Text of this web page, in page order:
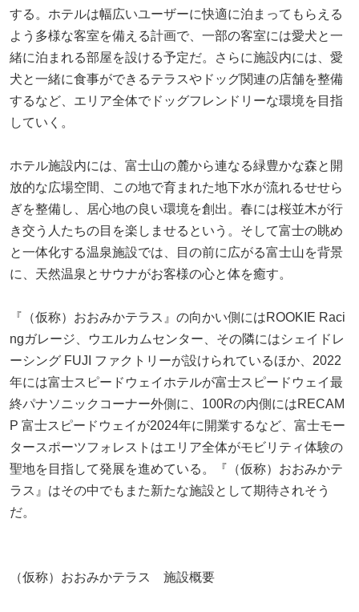
する。ホテルは幅広いユーザーに快適に泊まってもらえる
よう多様な客室を備える計画で、一部の客室には愛犬と一
緒に泊まれる部屋を設ける予定だ。さらに施設内には、愛
犬と一緒に食事ができるテラスやドッグ関連の店舗を整備
するなど、エリア全体でドッグフレンドリーな環境を目指
していく。
ホテル施設内には、富士山の麓から連なる緑豊かな森と開
放的な広場空間、この地で育まれた地下水が流れるせせら
ぎを整備し、居心地の良い環境を創出。春には桜並木が行
き交う人たちの目を楽しませるという。そして富士の眺め
と一体化する温泉施設では、目の前に広がる富士山を背景
に、天然温泉とサウナがお客様の心と体を癒す。
『（仮称）おおみかテラス』の向かい側にはROOKIE Raci
ngガレージ、ウエルカムセンター、その隣にはシェイドレ
ーシング FUJI ファクトリーが設けられているほか、2022
年には富士スピードウェイホテルが富士スピードウェイ最
終パナソニックコーナー外側に、100Rの内側にはRECAM
P 富士スピードウェイが2024年に開業するなど、富士モー
タースポーツフォレストはエリア全体がモビリティ体験の
聖地を目指して発展を進めている。『（仮称）おおみかテ
ラス』はその中でもまた新たな施設として期待されそう
だ。
（仮称）おおみかテラス 施設概要